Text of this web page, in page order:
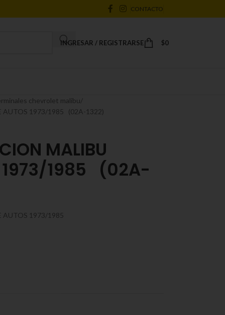
CONTACTO
INGRESAR / REGISTRARSE $0
chevrolet malibu
AUTOS 1973/1985 (02A-1322)
MALIBU
1973/1985 (02A-
AUTOS 1973/1985